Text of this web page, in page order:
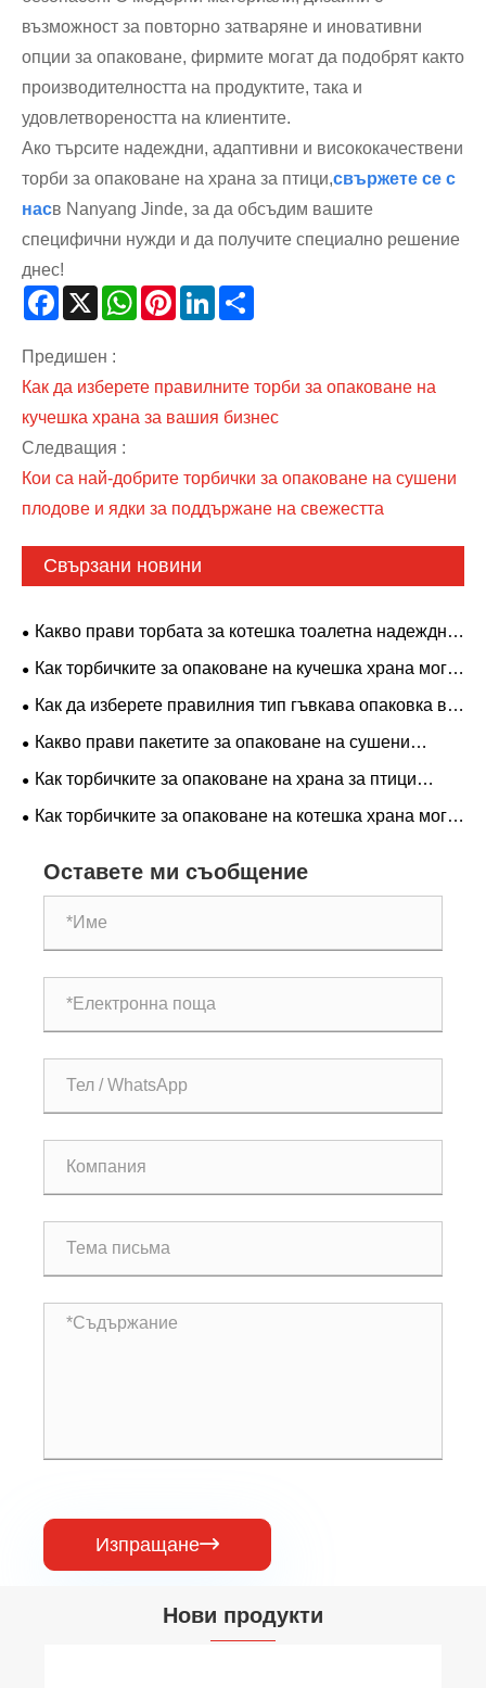
възможност за повторно затваряне и иновативни
опции за опаковане, фирмите могат да подобрят както
производителността на продуктите, така и
удовлетвореността на клиентите.
Ако търсите надеждни, адаптивни и висококачествени
торби за опаковане на храна за птици,свържете се с
насв Nanyang Jinde, за да обсъдим вашите
специфични нужди и да получите специално решение
днес!
Facebook
X WhatsAppPinterestLinkedIn
Предишен :
Как да изберете правилните торби за опаковане на
кучешка храна за вашия бизнес
Следващия :
Кои са най-добрите торбички за опаковане на сушени
плодове и ядки за поддържане на свежестта
Свързани новини
Какво прави торбата за котешка тоалетна надеждна
за опаковане на тежки продукти за домашни
Как торбичките за опаковане на кучешка храна могат
да поддържат храната за домашни любимци свежа,
Как да изберете правилния тип гъвкава опаковка въз
основа на характеристиките на вашия продукт
Какво прави пакетите за опаковане на сушени
плодове и ядки интелигентен избор за отглеждане на
Как торбичките за опаковане на храна за птици
могат да защитят свежестта и да изградят доверие в
Как торбичките за опаковане на котешка храна могат
марката?
Оставете ми съобщение
Изпращане
Нови продукти